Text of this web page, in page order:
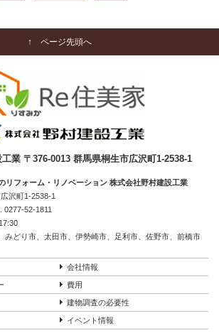
↑ ページ先頭へ
業 〒376-0013 群馬県桐生市広沢町1-2538-1
リフォーム・リノベーション 株式会社野村建設工業
沢町1-2538-1
0277-52-1811
みどり市、太田市、伊勢崎市、足利市、佐野市、前橋市
会社情報
費用
建物調査の必要性
イベント情報